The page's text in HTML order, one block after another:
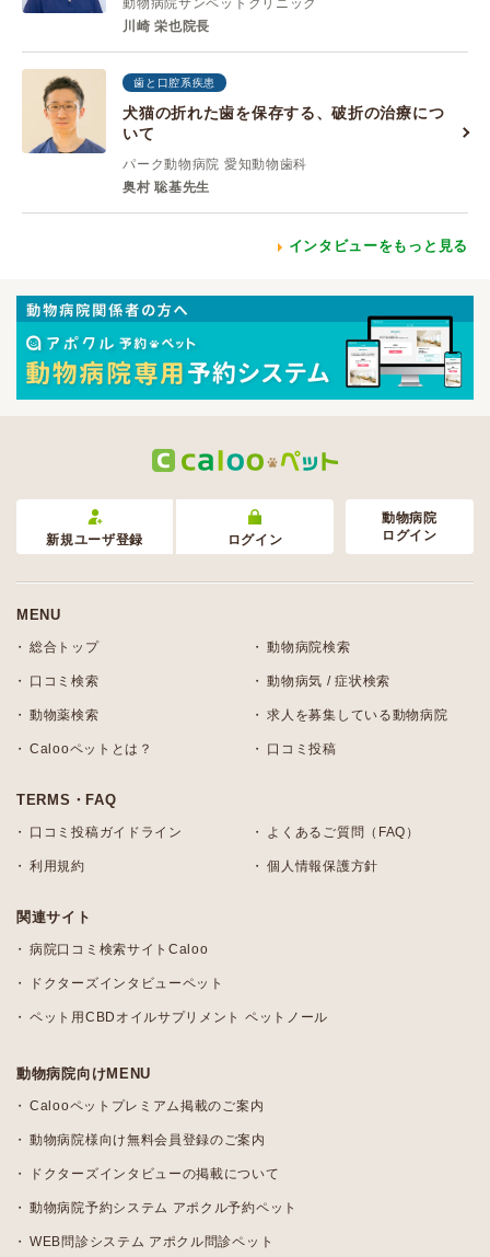
動物病院サンペットクリニック
川崎 栄也院長
歯と口腔系疾患
犬猫の折れた歯を保存する、破折の治療につ
いて
パーク動物病院 愛知動物歯科
奥村 聡基先生
インタビューをもっと見る
新規ユーザ登録 ログイン
動物病院
ログイン
MENU
総合トップ 動物病院検索
口コミ検索 動物病気 / 症状検索
動物薬検索 求人を募集している動物病院
Calooペットとは？ 口コミ投稿
TERMS・FAQ
口コミ投稿ガイドライン よくあるご質問（FAQ）
利用規約 個人情報保護方針
関連サイト
病院口コミ検索サイトCaloo
ドクターズインタビューペット
ペット用CBDオイルサプリメント ペットノール
動物病院向けMENU
Calooペットプレミアム掲載のご案内
動物病院様向け無料会員登録のご案内
ドクターズインタビューの掲載について
動物病院予約システム アポクル予約ペット
WEB問診システム アポクル問診ペット